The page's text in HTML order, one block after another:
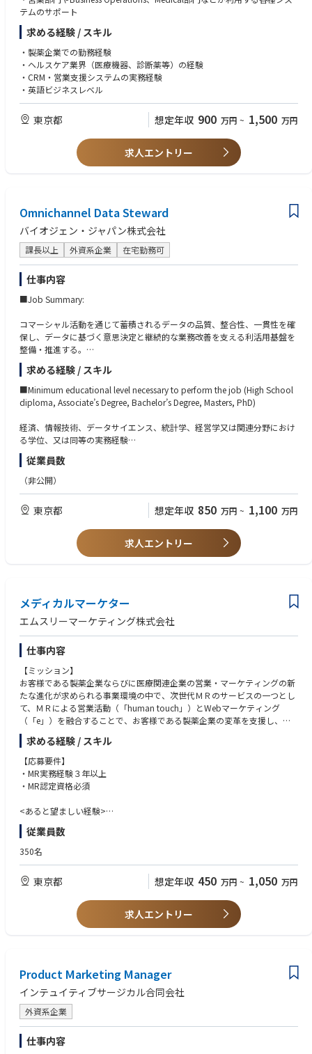
テムのサポート
求める経験 / スキル
・製薬企業での勤務経験
・ヘルスケア業界（医療機器、診断薬等）の経験
・CRM・営業支援システムの実務経験
・英語ビジネスレベル
東京都 想定年収 900 万円 ~ 1,500 万円
求人エントリー
Omnichannel Data Steward
バイオジェン・ジャパン株式会社
課長以上 外資系企業 在宅勤務可
仕事内容
■Job Summary:
コマーシャル活動を通じて蓄積されるデータの品質、整合性、一貫性を確
保し、データに基づく意思決定と継続的な業務改善を支える利活用基盤を
整備・推進する。
多様なチャネルを通じて提供されるデータ資産について、データ品質要
件、業務ルール、利活用要件を整理し、グローバル標準との整合を図りな
がら、新規プラットフォームの検討・導入やITとの協業を通じてシステム
設計・運用設計への反映と運用定着を推進する。
【担当疾患領域】全て
■Job Duties:
営業活動に関連するデータ（CRM、売上、HCP情報など）の品質・整合
性・可用性の確保と高度化
データ品質に関するKPIの設計、監視、改善施策の推進
データ取り込みエラーや品質課題発生時の原因分析、復旧対応、関係者調
整の推進
推進
ビジネス要件を整理し、ITと協業しながらシステム設計・運用設計へ反映
外部データ・関連システムとの連携設計および統合推進
データ定義、メタデータ管理、データ辞書の整備と高度化
統合推進
ベンダーおよびグローバル関係者と連携し、互換性・整合性・運用性を踏
まえた実装を推進
データ資産の活用促進と利活用基盤の整備
データユーザーが活用可能な状態でデータを提供し、意思決定に資する活
用環境を整備
(データフローへの取り込み、アウトプットの仕組み構築、利用要件に応じ
た提供方法の最適化等)
分析・可視化・運用を見据え、プラットフォームおよび関連システムにお
データガバナンスポリシーの順守と運用管理体制の維持・高度化
運用・管理プロシジャの維持、見直し、監査対応を通じて、継続的に統制
水準を向上させる
※その他、ビジネスニーズに応じて随時割り当てられる業務有
求める経験 / スキル
■Minimum educational level necessary to perform the job (High School
diploma, Associate’s Degree, Bachelor’s Degree, Masters, PhD)
経済、情報技術、データサイエンス、統計学、経営学又は関連分野におけ
る学位、又は同等の実務経験
■Minimum experience requirements necessary to perform the job
タ管理、又はデータ品質管理の実務経験（目安5年以上）
・CRM（Salesforce、Veeva等）や営業・顧客関連データの運用、標準
化、アクセス管理に関する経験
・データ品質ルール、業務ルール、メタデータ、データ辞書の整備と継続
改善を推進した経験
理から運用定着までを推進した経験
・日本語・英語の双方で、専門領域に関する説明、調整、交渉ができるコ
ミュニケーション能力
従業員数
（非公開）
東京都 想定年収 850 万円 ~ 1,100 万円
求人エントリー
メディカルマーケター
エムスリーマーケティング株式会社
仕事内容
【ミッション】
お客様である製薬企業ならびに医療関連企業の営業・マーケティングの新
たな進化が求められる事業環境の中で、次世代ＭＲのサービスの一つとし
て、ＭＲによる営業活動（「human touch」）とWebマーケティング
（「e」）を融合することで、お客様である製薬企業の変革を支援し、営
業活動の生産性を１０倍にした上でROIの向上、売上アップを実現しま
す。
【具体的な仕事内容】
◆市場分析し最適な計画を立てる
◆自らリアルとeの使い分けの特性を良く理解し、個別の医師ごとに最適
◆地域医療連携をe上でプロデュースする（コミュニティ）を作る
◆eを取り入れたMR業務を遂行し目標を達成する
◆医師に伝えたい内容に合わせてコミュニケーションチャネルを使い分け
◆eを使って業務の効率化を図る
【この求人の魅力】
求める経験 / スキル
【応募要件】
・MR実務経験３年以上
・MR認定資格必須
<あると望ましい経験>
・新薬採用、AOL/KOL対策、講演会・勉強会、地域連携等の企画運営の経
験
・基幹病院、大学病院の担当経験
従業員数
350名
東京都 想定年収 450 万円 ~ 1,050 万円
求人エントリー
Product Marketing Manager
インテュイティブサージカル合同会社
外資系企業
仕事内容